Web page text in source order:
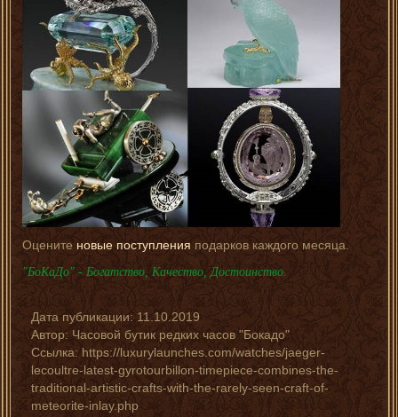
Оценитеновые поступления подарков каждого месяца.
"БоКаДо" - Богатство, Качество, Достоинство.
Дата публикации:11.10.2019
Автор:Часовой бутик редких часов "Бокадо"
Ссылка: https://luxurylaunches.com/watches/jaeger-
lecoultre-latest-gyrotourbillon-timepiece-combines-the-
traditional-artistic-crafts-with-the-rarely-seen-craft-of-
meteorite-inlay.php